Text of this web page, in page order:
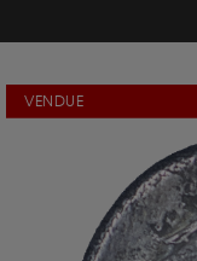
VENDUE